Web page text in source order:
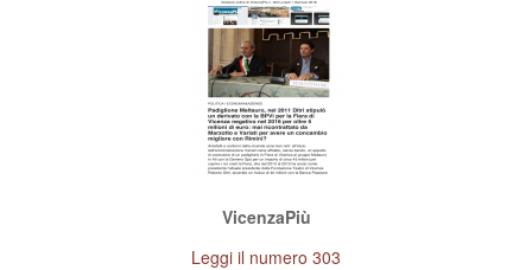
VicenzaPiù
Leggi il numero 303